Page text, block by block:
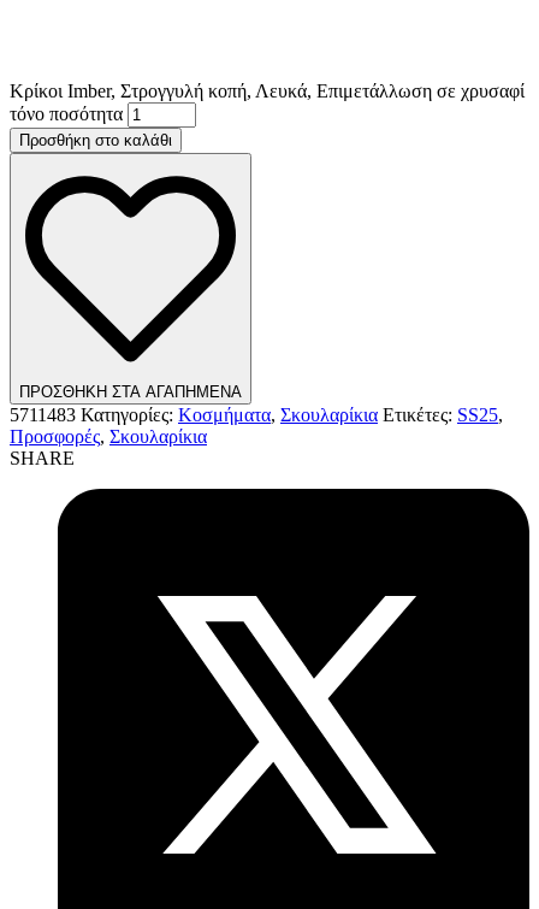
Κρίκοι Imber, Στρογγυλή κοπή, Λευκά, Επιμετάλλωση σε χρυσαφί
τόνο ποσότητα
Προσθήκη στο καλάθι
ΠΡΟΣΘΗΚΗ ΣΤΑ ΑΓΑΠΗΜΕΝΑ
5711483 Κατηγορίες: Κοσμήματα, Σκουλαρίκια Ετικέτες: SS25,
Προσφορές, Σκουλαρίκια
SHARE